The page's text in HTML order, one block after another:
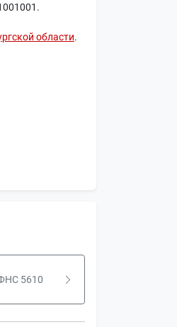
области.
5610